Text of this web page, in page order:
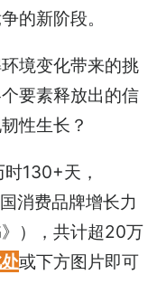
的新阶段。
境变化带来的挑
要素释放出的信
性生长？
时130+天，
消费品牌增长力
），共计超20万
或下方图片即可